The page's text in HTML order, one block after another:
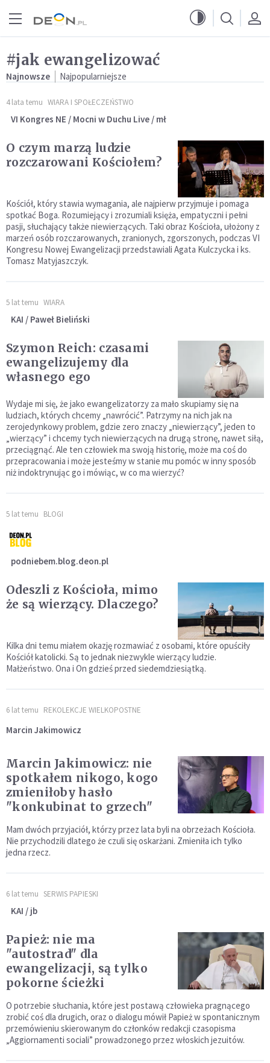
#jak ewangelizować
Najnowsze Najpopularniejsze
4 lata temu WIARA I SPOŁECZEŃSTWO
VI Kongres NE / Mocni w Duchu Live / mł
O czym marzą ludzie
rozczarowani Kościołem?
Kościół, który stawia wymagania, ale najpierw przyjmuje i pomaga
spotkać Boga. Rozumiejący i zrozumiali księża, empatyczni i pełni
pasji, słuchający także niewierzących. Taki obraz Kościoła, ułożony z
marzeń osób rozczarowanych, zranionych, zgorszonych, podczas VI
Kongresu Nowej Ewangelizacji przedstawiali Agata Kulczycka i ks.
Tomasz Matyjaszczyk.
5 lat temu WIARA
KAI / Paweł Bieliński
Szymon Reich: czasami
ewangelizujemy dla
własnego ego
Wydaje mi się, że jako ewangelizatorzy za mało skupiamy się na
ludziach, których chcemy „nawrócić”. Patrzymy na nich jak na
zerojedynkowy problem, gdzie zero znaczy „niewierzący”, jeden to
„wierzący” i chcemy tych niewierzących na drugą stronę, nawet siłą,
przeciągnąć. Ale ten człowiek ma swoją historię, może ma coś do
przepracowania i może jesteśmy w stanie mu pomóc w inny sposób
niż indoktrynując go i mówiąc, w co ma wierzyć?
5 lat temu BLOGI
podniebem.blog.deon.pl
Odeszli z Kościoła, mimo
że są wierzący. Dlaczego?
Kilka dni temu miałem okazję rozmawiać z osobami, które opuściły
Kościół katolicki. Są to jednak niezwykle wierzący ludzie.
Małżeństwo. Ona i On gdzieś przed siedemdziesiątką.
6 lat temu REKOLEKCJE WIELKOPOSTNE
Marcin Jakimowicz
Marcin Jakimowicz: nie
spotkałem nikogo, kogo
zmieniłoby hasło
"konkubinat to grzech"
Mam dwóch przyjaciół, którzy przez lata byli na obrzeżach Kościoła.
Nie przychodzili dlatego że czuli się oskarżani. Zmieniła ich tylko
jedna rzecz.
6 lat temu SERWIS PAPIESKI
KAI / jb
Papież: nie ma
"autostrad" dla
ewangelizacji, są tylko
pokorne ścieżki
O potrzebie słuchania, które jest postawą człowieka pragnącego
zrobić coś dla drugich, oraz o dialogu mówił Papież w spontanicznym
przemówieniu skierowanym do członków redakcji czasopisma
„Aggiornamenti sociali” prowadzonego przez włoskich jezuitów.